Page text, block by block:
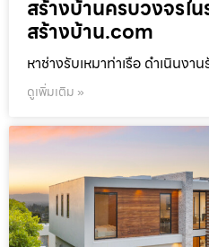
สร้างบ้านครบวงจรใ
สร้างบ้าน.com
หาช่างรับเหมาท่าเรือ ดำเนินงา
ดูเพิ่มเติม »